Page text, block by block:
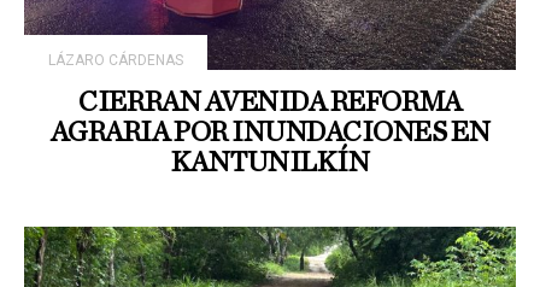
LÁZARO CÁRDENAS
CIERRAN AVENIDA REFORMA
AGRARIA POR INUNDACIONES EN
KANTUNILKÍN